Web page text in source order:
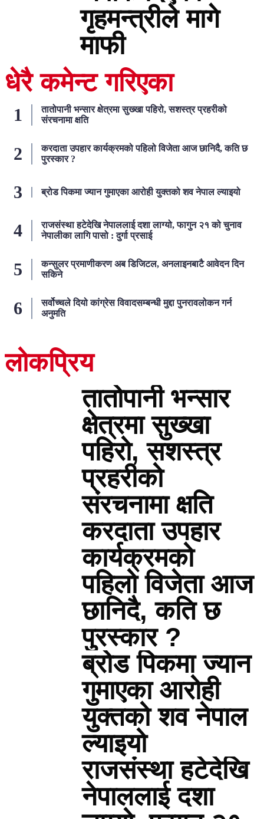
गृहमन्त्रीले मागे
माफी
धेरै कमेन्ट गरिएका
तातोपानी भन्सार क्षेत्रमा सुख्खा पहिरो, सशस्त्र प्रहरीको
संरचनामा क्षति
करदाता उपहार कार्यक्रमको पहिलो विजेता आज छानिदै, कति छ
पुरस्कार ?
ब्रोड पिकमा ज्यान गुमाएका आरोही युक्तको शव नेपाल ल्याइयो
राजसंस्था हटेदेखि नेपाललाई दशा लाग्यो, फागुन २१ को चुनाव
नेपालीका लागि पासो : दुर्गा प्रसाई
कन्सुलर प्रमाणीकरण अब डिजिटल, अनलाइनबाटै आवेदन दिन
सकिने
सर्वोच्चले दियो कांग्रेस विवादसम्बन्धी मुद्दा पुनरावलोकन गर्न
अनुमति
लोकप्रिय
तातोपानी भन्सार
क्षेत्रमा सुख्खा
पहिरो, सशस्त्र
प्रहरीको
संरचनामा क्षति
करदाता उपहार
कार्यक्रमको
पहिलो विजेता आज
छानिदै, कति छ
पुरस्कार ?
ब्रोड पिकमा ज्यान
गुमाएका आरोही
युक्तको शव नेपाल
ल्याइयो
राजसंस्था हटेदेखि
नेपाललाई दशा